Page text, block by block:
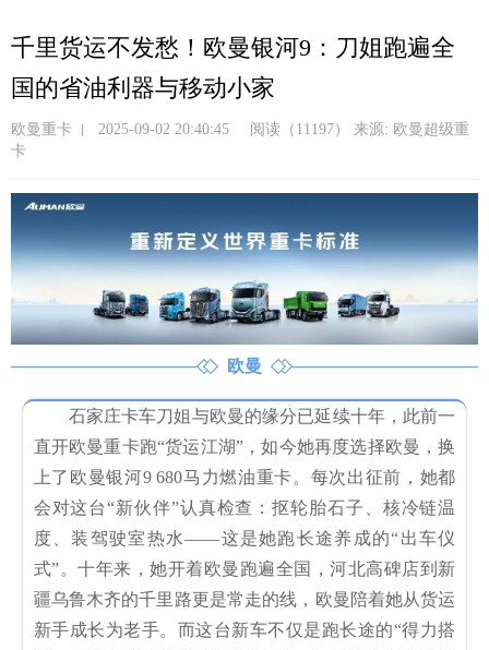
转
到
主
内
千里货运不发愁！欧曼银河9：刀姐跑遍全
国的省油利器与移动小家
欧曼重卡 2025-09-02 20:40:45 阅读（11197）
来源: 欧曼超级重
卡
欧曼
石家庄卡车刀姐与欧曼的缘分已延续十年，此前一
直开欧曼重卡跑“货运江湖”，如今她再度选择欧曼，换
上了欧曼银河9 680马力燃油重卡。每次出征前，她都
会对这台“新伙伴”认真检查：抠轮胎石子、核冷链温
度、装驾驶室热水——这是她跑长途养成的“出车仪
式”。十年来，她开着欧曼跑遍全国，河北高碑店到新
疆乌鲁木齐的千里路更是常走的线，欧曼陪着她从货运
新手成长为老手。而这台新车不仅是跑长途的“得力搭